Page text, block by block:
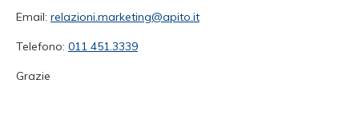
Email: relazioni.marketing@apito.it
Telefono: 011 451.3339
Grazie